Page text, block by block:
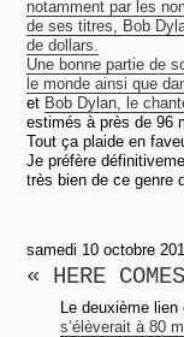
notamment par les
de ses titres, Bob
de dollars.
Une bonne partie de
le monde ainsi que
et Bob Dylan, le
estimés à près de 96
Tout ça plaide en
Je préfère
très bien de ce genre
samedi 10 octobre
« HERE
Le deuxième lien
s’élèverait à 80